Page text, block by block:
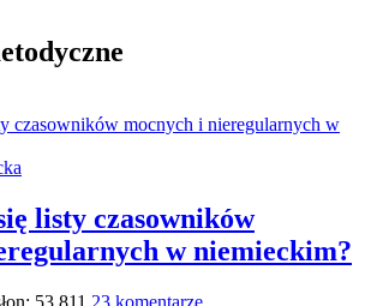
listy czasowników
w niemieckim?
53 811 23 komentarze